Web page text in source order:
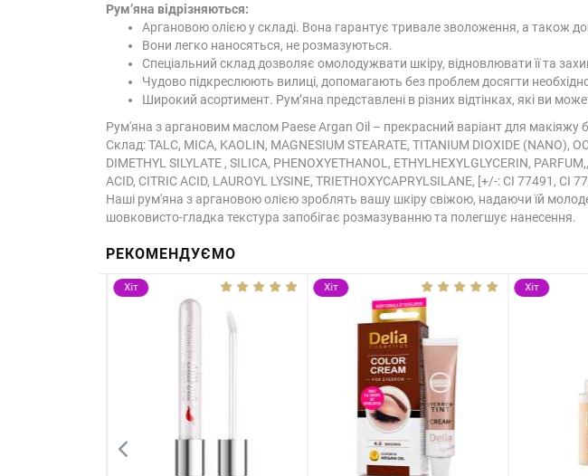
Рум’яна відрізняються:
Аргановою олією у складі. Вона гарантує тривале зволоження, а також
Вони легко наносяться, не розмазуються.
Спеціальний склад дозволяє омолодужвати шкіру, відновлювати її та
Чудово підкреслюють вилиці, допомагають без проблем досягти
Широкий асортимент. Рум’яна представлені в різних відтінках, які ви
Рум'яна з аргановим маслом Paese Argan Oil – прекрасний варіант для макіяжу
Склад: TALC, MICA, KAOLIN, MAGNESIUM STEARATE, TITANIUM DIOXIDE (NANO),
DIMETHYL SILYLATE , SILICA, PHENOXYETHANOL, ETHYLHEXYLGLYCERIN,
ACID, CITRIC ACID, LAUROYL LYSINE, TRIETHOXYCAPRYLSILANE, [+/-: CI 77491,
Наші рум'яна з аргановою олією зроблять вашу шкіру свіжою, надаючи їй
шовковисто-гладка текстура запобігає розмазуванню та полегшує нанесення.
РЕКОМЕНДУЄМО
Хіт Хіт Хіт